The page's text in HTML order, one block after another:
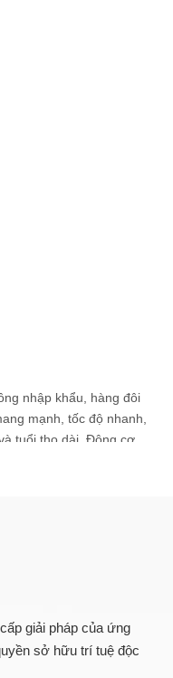
nhập khẩu, hàng đôi
mạnh, tốc độ nhanh,
tuổi thọ dài. Động cơ
động liên tục trong
ngày hôm sau.
giải pháp của ứng
sở hữu trí tuệ độc